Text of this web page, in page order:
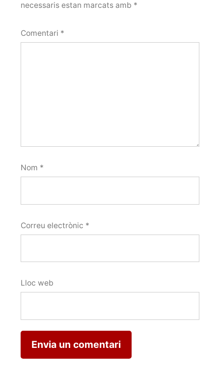
necessaris estan marcats amb *
Comentari *
Nom *
Correu electrònic *
Lloc web